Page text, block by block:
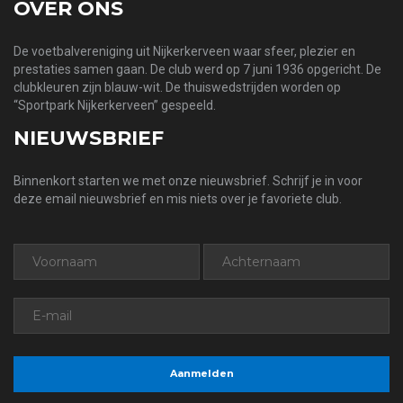
OVER ONS
De voetbalvereniging uit Nijkerkerveen waar sfeer, plezier en
prestaties samen gaan. De club werd op 7 juni 1936 opgericht. De
clubkleuren zijn blauw-wit. De thuiswedstrijden worden op
“Sportpark Nijkerkerveen” gespeeld.
NIEUWSBRIEF
Binnenkort starten we met onze nieuwsbrief. Schrijf je in voor
deze email nieuwsbrief en mis niets over je favoriete club.